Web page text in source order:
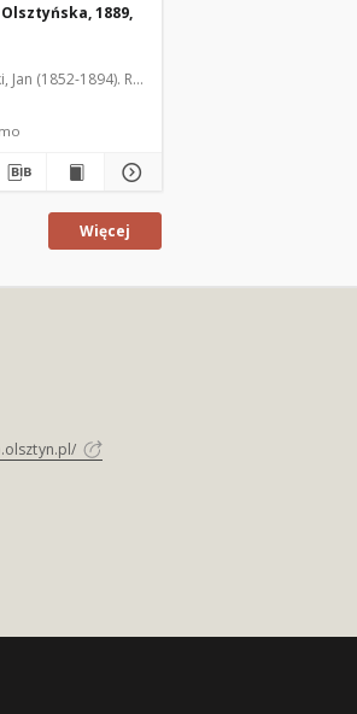
1889,
Jan (1852-1894). Red.
Więcej